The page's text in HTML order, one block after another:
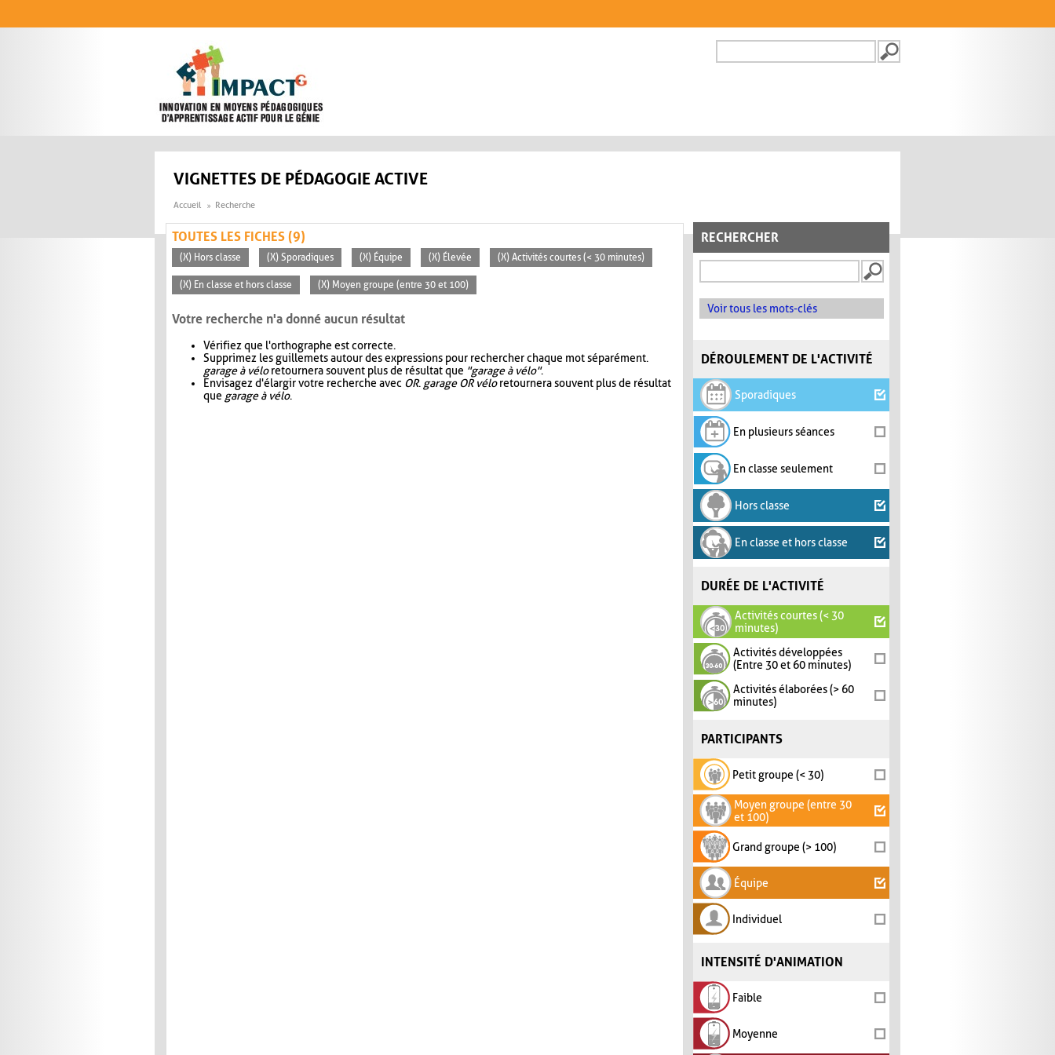
FORMULAIRE DE
VIGNETTES DE PÉDAGOGIE ACTIVE
Accueil Recherche
RECHERCHER
Voir tous les mots-clés
DÉROULEMENT DE L'ACTIVITÉ
Sporadiques
En plusieurs séances
En classe seulement
Hors classe
En classe et hors classe
DURÉE DE L'ACTIVITÉ
Activités courtes (< 30
minutes)
Activités développées
(Entre 30 et 60 minutes)
Activités élaborées (> 60
minutes)
PARTICIPANTS
Petit groupe (< 30)
Moyen groupe (entre 30
et 100)
Grand groupe (> 100)
Équipe
Individuel
INTENSITÉ D'ANIMATION
Faible
Moyenne
TOUTES LES FICHES (9)
(X) Hors classe (X) Sporadiques (X) Équipe (X) Élevée (X) Activités courtes (< 30 minutes)
(X) En classe et hors classe (X) Moyen groupe (entre 30 et 100)
Votre recherche n'a donné aucun résultat
Vérifiez que l'orthographe est correcte.
Supprimez les guillemets autour des expressions pour rechercher chaque mot séparément.
garage à véloretournera souvent plus de résultat que "garage à vélo".
Envisagez d'élargir votre recherche avec OR. garage OR véloretournera souvent plus de résultat
que garage à vélo.